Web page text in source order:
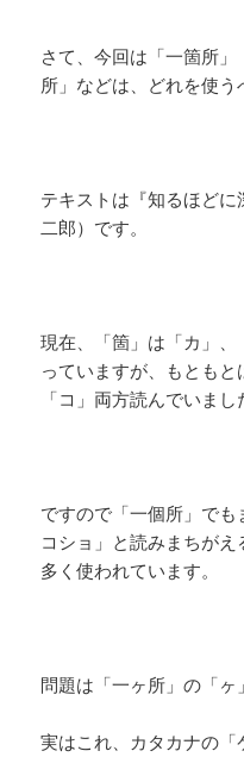
さて、今回は「一箇所
所」などは、どれを使う
テキストは『知るほど
二郎）です。
現在、「箇」は「カ」
っていますが、もともと
「コ」両方読んでいまし
ですので「一個所」で
コショ」と読みまちが
多く使われています。
問題は「一ヶ所」の「ヶ
実はこれ、カタカナの「